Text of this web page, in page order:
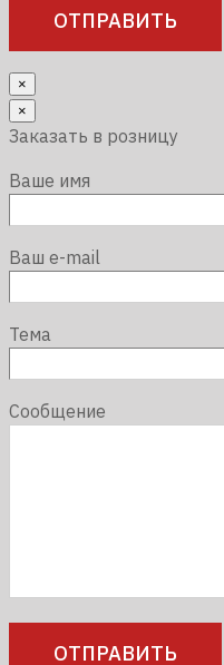
×
×
Заказать в розницу
Ваше имя
Ваш e-mail
Тема
Сообщение